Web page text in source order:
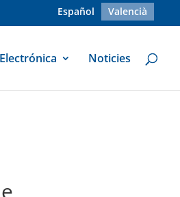
Español Valencià
Noticies